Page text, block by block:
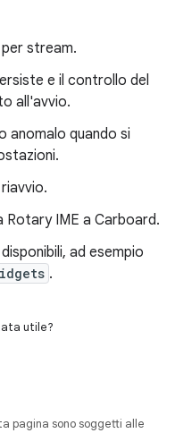
stream.
e il controllo del
all'avvio.
anomalo quando si
IME a Carboard.
ad esempio
.
utile?
pagina sono soggetti alle